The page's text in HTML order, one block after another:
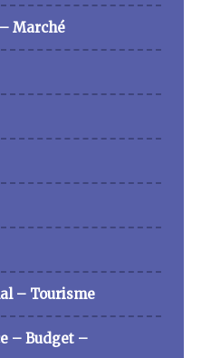
Marché
– Tourisme
– Budget –